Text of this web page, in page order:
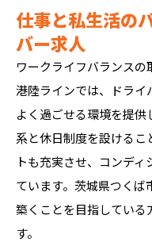
仕事と私生活の
バー求人
ワークライフバランス
港陸ラインでは、ドライ
よく過ごせる環境を提
系と休日制度を設けるこ
トも充実させ、コンデ
ています。茨城県つくば
築くことを目指している
す。